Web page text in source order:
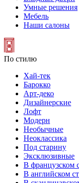
Умные решения
Мебель
Наши салоны
По стилю
Хай-тек
Барокко
Арт-деко
Дизайнерские
Лофт
Модерн
Необычные
Неоклассика
Под старину
Эксклюзивные
В французском
В английском